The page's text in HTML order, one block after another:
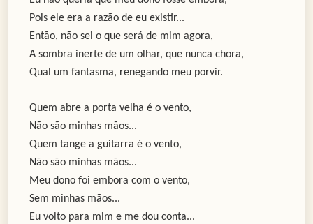
Pois ele era a razão de eu existir...
Então, não sei o que será de mim agora,
A sombra inerte de um olhar, que nunca chora,
Qual um fantasma, renegando meu porvir.
Quem abre a porta velha é o vento,
Não são minhas mãos...
Quem tange a guitarra é o vento,
Não são minhas mãos...
Meu dono foi embora com o vento,
Sem minhas mãos...
Eu volto para mim e me dou conta...